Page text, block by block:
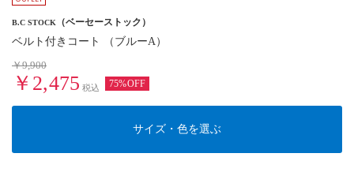
B.C STOCK （ベーセーストック）
ベルト付きコート （ブルーA）
￥9,900
￥2,475 税込 75%OFF
サイズ・色を選ぶ